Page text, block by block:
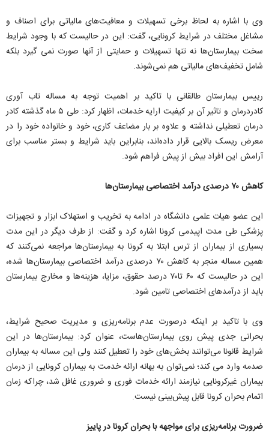
وی با اشاره به لحاظ برخی تسهیلات و معافیت‌های مالیاتی برای اصناف و
مشاغل مختلف در شرایط کرونایی، گفت: این در حالیست که با وجود شرایط
سخت بیمارستان‌ها نه تنها تسهیلات و حمایتی از آنها صورت نمی گیرد بلکه
شامل تخفیف‌های مالیاتی هم نمی‌شوند.
رییس بیمارستان طالقانی با تاکید بر اهمیت توجه به مساله تاب آوری
کادردرمان و تاثیر آن بر کیفیت ارایه خدمات، اظهار کرد: طی ۵ ماه گذشته کادر
درمان تعطیلی نداشته و علاوه بر بار مضاعف کاری، خود و خانواده خود را در
معرض ریسک بالایی قرار داده‌اند، بنابراین باید شرایط و بستر مناسب برای
آرامش این افراد بیش از پیش فراهم شود.
کاهش ۷۰ درصدی درآمد اختصاصی بیمارستان‌ها
این عضو هیات علمی دانشگاه در ادامه به تخریب و استهلاک ابزار و تجهیزات
پزشکی طی مدت اپیدمی کرونا اشاره کرد و گفت: از طرف دیگر در این مدت
بسیاری از بیماران از ترس ابتلا به کرونا به بیمارستان‌ها مراجعه نمی‌کنند که
همین مساله منجر به کاهش ۷۰ درصدی درآمد اختصاصی بیمارستان‌ها شده،
این در حالیست که ۶۰ تا۷۰ درصد حقوق، مزایا، هزینه‌ها و مخارج بیمارستان
باید از درآمدهای اختصاصی تامین شود.
وی با تاکید بر اینکه درصورت عدم برنامه‌ریزی و مدیریت صحیح شرایط،
بحرانی جدی پیش روی بیمارستان‌هاست، عنوان کرد: بیمارستان‌ها در این
شرایط قانونا می‌توانند بخش‌های خود را تعطیل کنند ولی این مساله به بیماران
صدمه وارد می ‌کند؛ نمی‌توان به بهانه ارائه خدمت به بیماران کرونایی از درمان
بیماران غیرکرونایی نیازمند ارائه خدمات فوری و ضروری غافل شد، چراکه زمان
اتمام بحران کرونا قابل پیش‌بینی نیست.
ضرورت برنامه‌ریزی برای مواجهه با بحران کرونا در پاییز